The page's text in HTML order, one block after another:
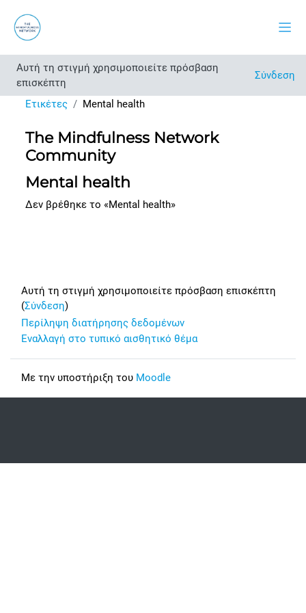
Αυτή τη στιγμή χρησιμοποιείτε πρόσβαση
επισκέπτη
Σύνδεση
Ετικέτες Mental health
The Mindfulness Network
Community
Mental health
Δεν βρέθηκε το «Mental health»
Αυτή τη στιγμή χρησιμοποιείτε πρόσβαση επισκέπτη
(Σύνδεση)
Περίληψη διατήρησης δεδομένων
Εναλλαγή στο τυπικό αισθητικό θέμα
Με την υποστήριξη του Moodle